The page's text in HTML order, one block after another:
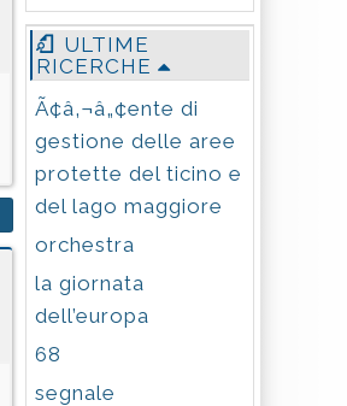
ULTIME
RICERCHE
Ã¢â‚¬â„¢ente di
gestione delle aree
protette del ticino e
del lago maggiore
orchestra
la giornata
dell’europa
68
segnale